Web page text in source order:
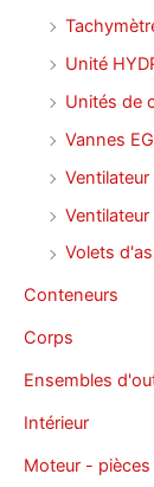
Unité
Unités de
Vannes
Volets
Conteneurs
Corps
Ensembles
Intérieur
Moteur -